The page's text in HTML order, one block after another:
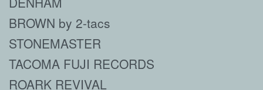
BROWN by 2-tacs
STONEMASTER
TACOMA FUJI RECORDS
ROARK REVIVAL